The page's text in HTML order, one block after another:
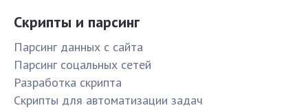
Скрипты и парсинг
Парсинг данных с сайта
Парсинг соцальных сетей
Разработка скрипта
Скрипты для автоматизации задач